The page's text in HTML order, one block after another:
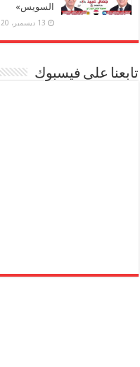
السويس»
13 ديسمبر، 2020
تابعنا على فيسبوك